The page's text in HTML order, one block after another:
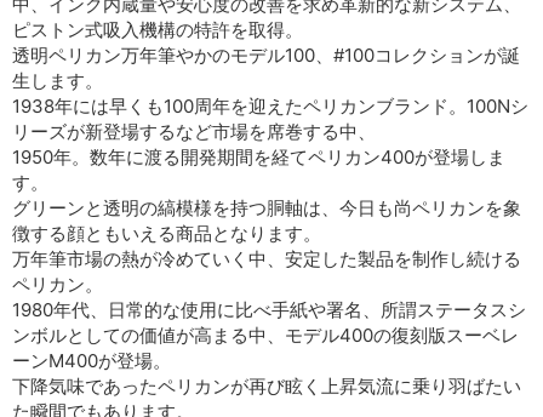
ピストン式吸入機構の特許を取得。
透明ペリカン万年筆やかのモデル100、#100コレクションが誕
生します。
1938年には早くも100周年を迎えたペリカンブランド。100Nシ
リーズが新登場するなど市場を席巻する中、
1950年。数年に渡る開発期間を経てペリカン400が登場しま
す。
グリーンと透明の縞模様を持つ胴軸は、今日も尚ペリカンを象
徴する顔ともいえる商品となります。
万年筆市場の熱が冷めていく中、安定した製品を制作し続ける
ペリカン。
1980年代、日常的な使用に比べ手紙や署名、所謂ステータスシ
ンボルとしての価値が高まる中、モデル400の復刻版スーベレ
ーンM400が登場。
下降気味であったペリカンが再び眩く上昇気流に乗り羽ばたい
た瞬間でもあります。